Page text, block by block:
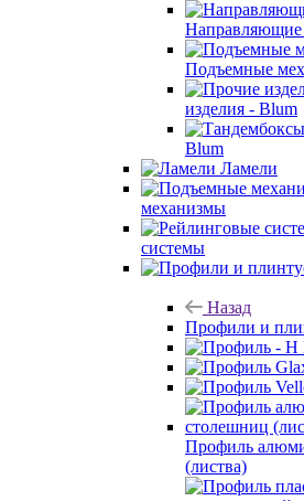
Направляющие
Подъемные
изделия - Blum
Blum
Ламели
механизмы
системы
Назад
Профили и
Профиль
(листва)